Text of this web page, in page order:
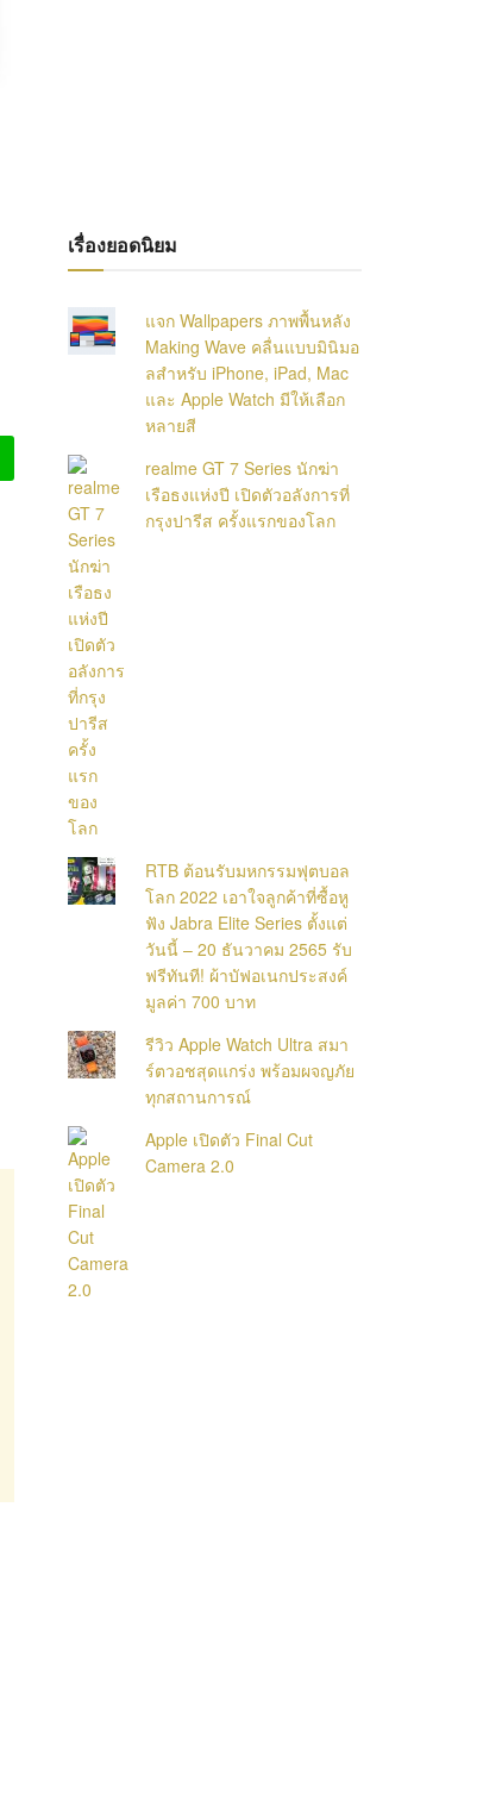
เรื่องยอดนิยม
แจก Wallpapers ภาพพื้นหลัง
Making Wave คลื่นแบบมินิมอ
ลสำหรับ iPhone, iPad, Mac
และ Apple Watch มีให้เลือก
หลายสี
realme GT 7 Series นักฆ่า
เรือธงแห่งปี เปิดตัวอลังการที่
กรุงปารีส ครั้งแรกของโลก
RTB ต้อนรับมหกรรมฟุตบอล
โลก 2022 เอาใจลูกค้าที่ซื้อหู
ฟัง Jabra Elite Series ตั้งแต่
วันนี้ – 20 ธันวาคม 2565 รับ
ฟรีทันที! ผ้าบัฟอเนกประสงค์
มูลค่า 700 บาท
รีวิว Apple Watch Ultra สมา
ร์ตวอชสุดแกร่ง พร้อมผจญภัย
ทุกสถานการณ์
Apple เปิดตัว Final Cut
Camera 2.0